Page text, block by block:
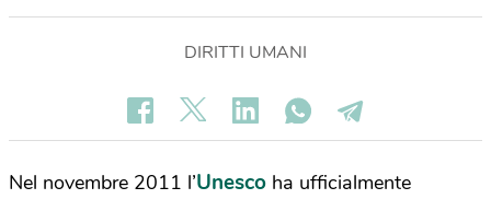
DIRITTI UMANI
Nel novembre 2011 l’Unesco ha ufficialmente